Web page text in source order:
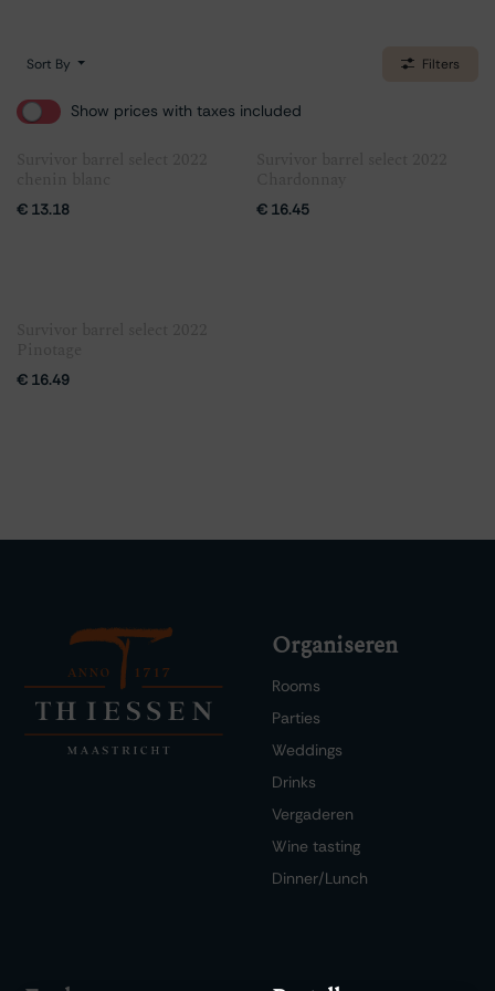
Sort By Filters
Show prices with taxes included
€ 13.18 € 16.45
€ 16.49
Organiseren
Rooms
Parties
Weddings
Drinks
Vergaderen
Wine tasting
Dinner/Lunch